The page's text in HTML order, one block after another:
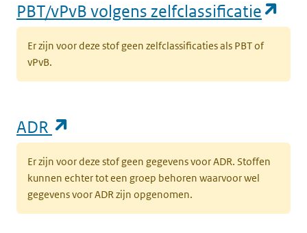
PBT/vPvB volgens zelfclassificatie
Er zijn voor deze stof geen zelfclassificaties als PBT of
vPvB.
ADR
Er zijn voor deze stof geen gegevens voor ADR. Stoffen
kunnen echter tot een groep behoren waarvoor wel
gegevens voor ADR zijn opgenomen.